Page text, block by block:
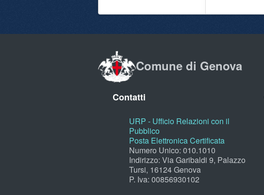
Comune di Genova
Contatti
URP - Ufficio Relazioni con il
Pubblico
Posta Elettronica Certificata
Numero Unico: 010.1010
Indirizzo: Via Garibaldi 9, Palazzo
Tursi, 16124 Genova
P. Iva: 00856930102